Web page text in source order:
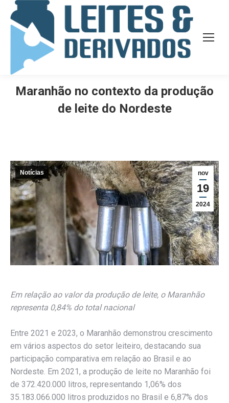
Maranhão no contexto da produção
de leite do Nordeste
nov
19
2024
Notícias
Em relação ao valor da produção de leite, o Maranhão
representa 0,84% do total nacional
Entre 2021 e 2023, o Maranhão demonstrou crescimento
em vários aspectos do setor leiteiro, destacando sua
participação comparativa em relação ao Brasil e ao
Nordeste. Em 2021, a produção de leite no Maranhão foi
de 372.420.000 litros, representando 1,06% dos
35.183.066.000 litros produzidos no Brasil e 6,87% dos